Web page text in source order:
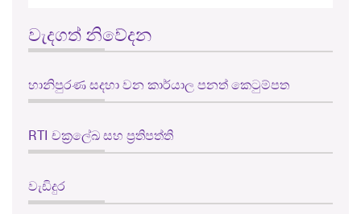
වැදගත් නිවේදන
හානිපුරණ සදහා වන කාර්යාල පනත් කෙටුම්පත
RTI චක්‍රලේඛ සහ ප්‍රතිපත්ති
වැඩිදුර